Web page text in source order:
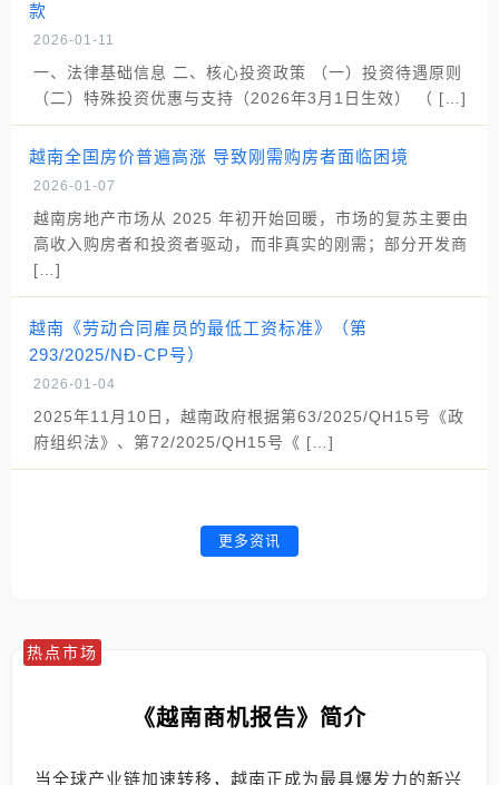
款
2026-01-11
一、法律基础信息 二、核心投资政策 （一）投资待遇原则
（二）特殊投资优惠与支持（2026年3月1日生效） （ […]
越南全国房价普遍高涨 导致刚需购房者面临困境
2026-01-07
越南房地产市场从 2025 年初开始回暖，市场的复苏主要由
高收入购房者和投资者驱动，而非真实的刚需；部分开发商
[…]
越南《劳动合同雇员的最低工资标准》（第
293/2025/NĐ-CP号）
2026-01-04
2025年11月10日，越南政府根据第63/2025/QH15号《政
府组织法》、第72/2025/QH15号《 […]
更多资讯
热点市场
《越南商机报告》简介
当全球产业链加速转移，越南正成为最具爆发力的新兴